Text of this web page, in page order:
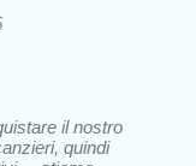
il nostro
quindi